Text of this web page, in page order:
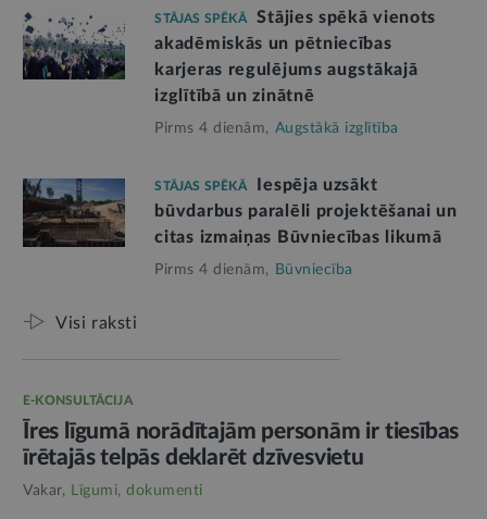
STĀJAS SPĒKĀ
Stājies spēkā vienots
akadēmiskās un pētniecības
karjeras regulējums augstākajā
izglītībā un zinātnē
Pirms 4 dienām, Augstākā izglītība
STĀJAS SPĒKĀ
Iespēja uzsākt
būvdarbus paralēli projektēšanai un
citas izmaiņas Būvniecības likumā
Pirms 4 dienām, Būvniecība
Visi raksti
E-KONSULTĀCIJA
Īres līgumā norādītajām personām ir tiesības
īrētajās telpās deklarēt dzīvesvietu
Vakar, Līgumi, dokumenti